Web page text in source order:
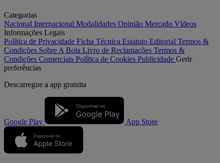
Categorias
Nacional Internacional Modalidades Opinião Mercado Vídeos
Informações Legais
Política de Privacidade Ficha Técnica Estatuto Editorial Termos &
Condições Sobre A Bola Livro de Reclamações Termos &
Condições Comerciais Política de Cookies Publicidade Gerir
preferências
Descarregue a app gratuita
Google Play App Store